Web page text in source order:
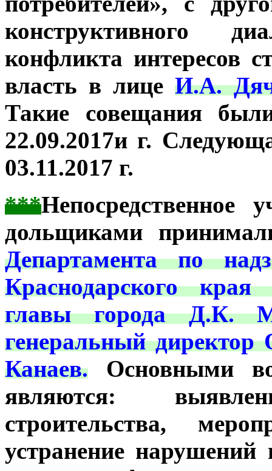
конструктивного
конфликта интересов
власть в лице И.А.
Такие совещания
22.09.2017и г.
03.11.2017 г.
***Непосредственное
дольщиками
Департамента по
Краснодарского
главы города Д.К.
генеральный
Канаев. Основными
являются:
строительства,
устранение нарушений